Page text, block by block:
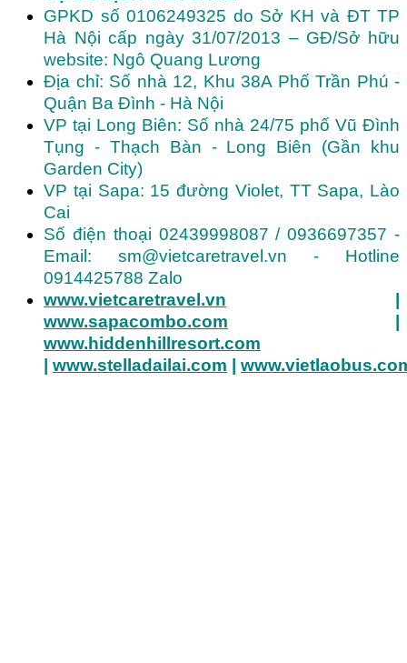
GPKD số 0106249325 do Sở KH và ĐT TP
Hà Nội cấp ngày 31/07/2013 – GĐ/Sở hữu
website: Ngô Quang Lương
Địa chỉ: Số nhà 12, Khu 38A Phố Trần Phú -
Quận Ba Đình - Hà Nội
VP tại Long Biên: Số nhà 24/75 phố Vũ Đình
Tụng - Thạch Bàn - Long Biên (Gần khu
Garden City)
VP tại Sapa: 15 đường Violet, TT Sapa, Lào
Cai
Số điện thoại 02439998087 / 0936697357 -
Email: sm@vietcaretravel.vn - Hotline
0914425788 Zalo
www.vietcaretravel.vn |
www.sapacombo.com |
www.hiddenhillresort.com
| www.stelladailai.com |